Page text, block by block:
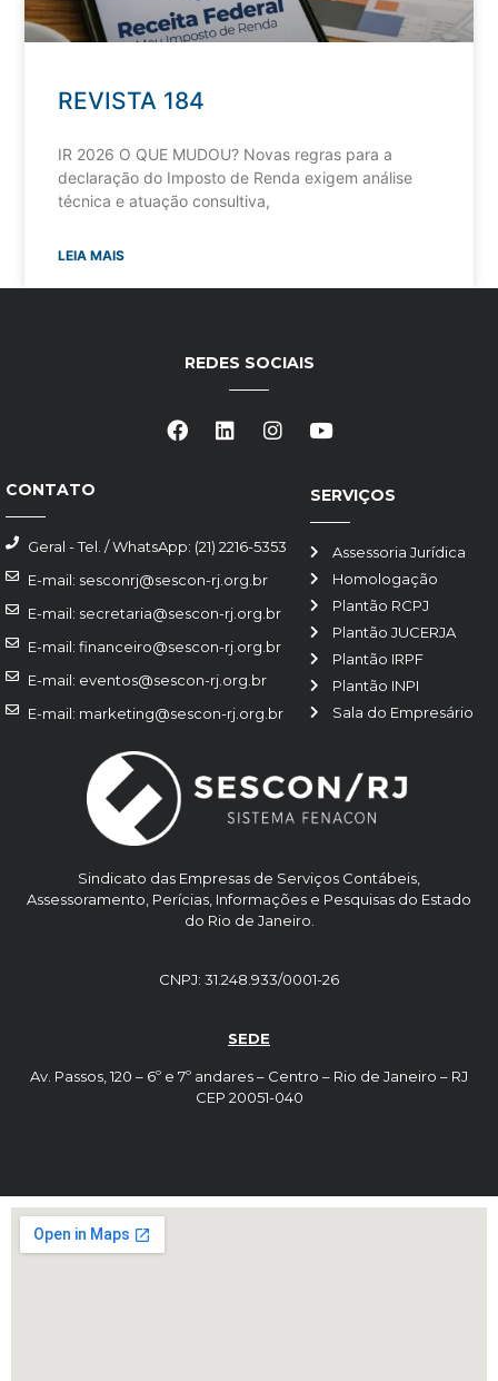
REVISTA 184
IR 2026 O QUE MUDOU? Novas regras para a
declaração do Imposto de Renda exigem análise
técnica e atuação consultiva,
LEIA MAIS
Sindicato das Empresas de Serviços Contábeis,
Assessoramento, Perícias, Informações e Pesquisas do Estado
do Rio de Janeiro.
CNPJ: 31.248.933/0001-26
SEDE
Av. Passos, 120 – 6º e 7º andares – Centro – Rio de Janeiro – RJ
CEP 20051-040
SERVIÇOS
Assessoria Jurídica
Homologação
Plantão RCPJ
Plantão JUCERJA
Plantão IRPF
Plantão INPI
Sala do Empresário
CONTATO
Geral - Tel. / WhatsApp: (21) 2216-5353
E-mail: sesconrj@sescon-rj.org.br
E-mail: secretaria@sescon-rj.org.br
E-mail: financeiro@sescon-rj.org.br
E-mail: eventos@sescon-rj.org.br
E-mail: marketing@sescon-rj.org.br
REDES SOCIAIS